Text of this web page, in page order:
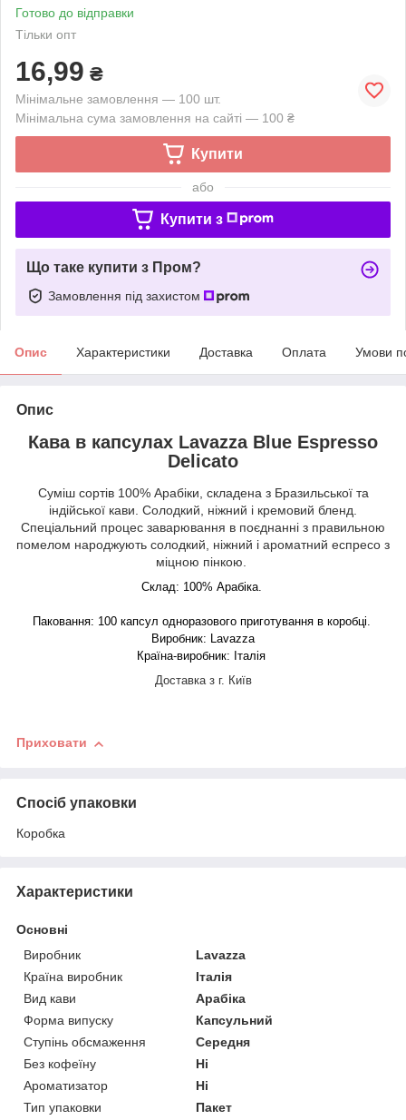
Готово до відправки
Тільки опт
16,99 ₴
Мінімальне замовлення — 100 шт.
Мінімальна сума замовлення на сайті — 100 ₴
Купити
або
Купити з
Що таке купити з Пром?
Замовлення під захистом
Опис Характеристики Доставка Оплата Умови
Опис
Кава в капсулах Lavazza Blue Espresso
Delicato
Суміш сортів 100% Арабіки, складена з Бразильської та
індійської кави. Солодкий, ніжний і кремовий бленд.
Спеціальний процес заварювання в поєднанні з правильною
помелом народжують солодкий, ніжний і ароматний еспресо з
міцною пінкою.
Склад: 100% Арабіка.
Паковання: 100 капсул одноразового приготування в коробці.
Виробник: Lavazza
Країна-виробник: Італія
Доставка з г. Київ
Приховати
Спосіб упаковки
Коробка
Характеристики
Основні
Виробник
Lavazza
Країна виробник
Італія
Вид кави
Арабіка
Форма випуску
Капсульний
Ступінь обсмаження
Середня
Без кофеїну
Ні
Ароматизатор
Ні
Тип упаковки
Пакет